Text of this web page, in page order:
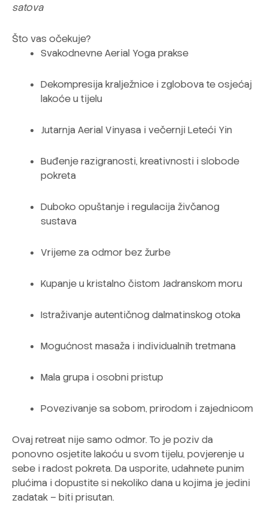
satova
Što vas očekuje?
Svakodnevne Aerial Yoga prakse
Dekompresija kralježnice i zglobova te osjećaj
lakoće u tijelu
Jutarnja Aerial Vinyasa i večernji Leteći Yin
Buđenje razigranosti, kreativnosti i slobode
pokreta
Duboko opuštanje i regulacija živčanog
sustava
Vrijeme za odmor bez žurbe
Kupanje u kristalno čistom Jadranskom moru
Istraživanje autentičnog dalmatinskog otoka
Mogućnost masaža i individualnih tretmana
Mala grupa i osobni pristup
Povezivanje sa sobom, prirodom i zajednicom
Ovaj retreat nije samo odmor. To je poziv da
ponovno osjetite lakoću u svom tijelu, povjerenje u
sebe i radost pokreta. Da usporite, udahnete punim
plućima i dopustite si nekoliko dana u kojima je jedini
zadatak – biti prisutan.